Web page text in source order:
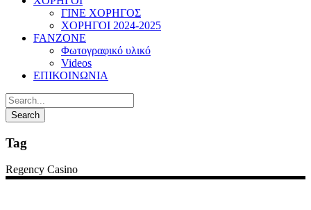
ΓΙΝΕ ΧΟΡΗΓΟΣ
ΧΟΡΗΓΟΙ 2024-2025
FANZONE
Φωτογραφικό υλικό
Videos
ΕΠΙΚΟΙΝΩΝΙΑ
Tag
Regency Casino